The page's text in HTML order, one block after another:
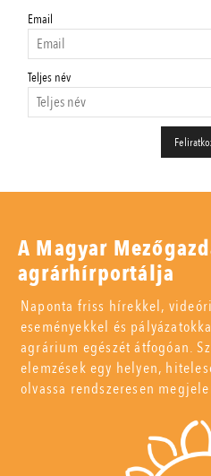
Email
Teljes név
A Magyar
agrárhírportálja
Naponta friss hírekkel,
eseményekkel és
agrárium egészét átfogóan.
elemzések egy helyen,
olvassa rendszeresen